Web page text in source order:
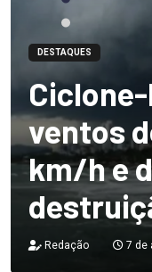
DESTAQUES
ventos
km/h e
Redação 7 de